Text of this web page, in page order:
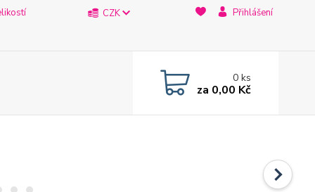
CZK Přihlášení
0ks
za 0,00 Kč